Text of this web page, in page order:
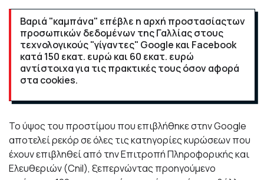
Βαριά "καμπάνα" επέβλε η αρχή προστασίαςτων
προσωπικών δεδομένων της Γαλλίας στους
τεχνολογικούς "γίγαντες" Google και Facebook
κατά 150 εκατ. ευρώ και 60 εκατ. ευρώ
αντίστοιχα για τις πρακτικές τους όσον αφορά
στα cookies.
Το ύψος του προστίμου που επιβλήθηκε στην Google
αποτελεί ρεκόρ σε όλες τις κατηγορίες κυρώσεων που
έχουν επιβληθεί από την Επιτροπή Πληροφορικής και
Ελευθεριών (Cnil), ξεπερνώντας προηγούμενο